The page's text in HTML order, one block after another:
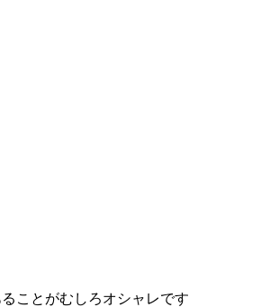
ことがむしろオシャレです